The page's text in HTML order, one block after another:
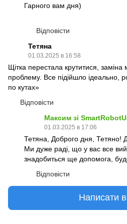
Гарного вам дня)
Відповісти
Тетяна
01.03.2025 в 16:58
Щітка перестала крутитися,
проблему. Все підійшло ідеально,
по кутах»
Відповісти
Максим зі
01.03.2025 в 17:06
Тетяна, Доброго дня, Тетяно!
Ми дуже раді, що у вас все
знадобиться ще допомога,
Відповісти
Написати